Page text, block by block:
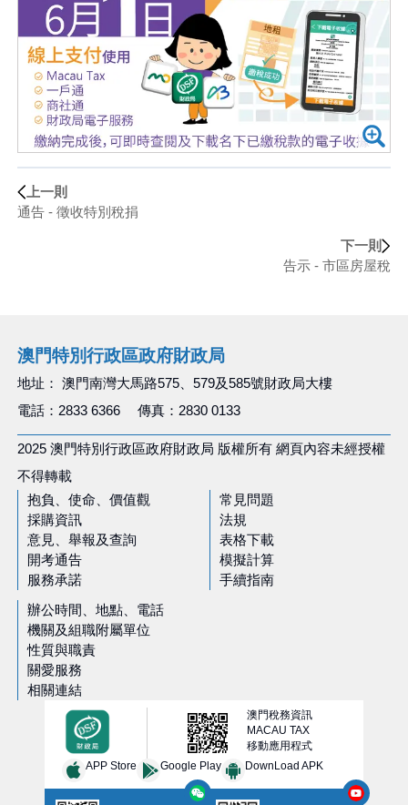
上一則
通告 - 徵收特別稅捐
下一則
告示 - 市區房屋稅
澳門特別行政區政府財政局
地址： 澳門南灣大馬路575、579及585號財政局大樓
電話：2833 6366 傳真：2830 0133
2025 澳門特別行政區政府財政局 版權所有 網頁內容未經授權
不得轉載
抱負、使命、價值觀
採購資訊
意見、舉報及查詢
開考通告
服務承諾
常見問題
法規
表格下載
模擬計算
手續指南
辦公時間、地點、電話
機關及組職附屬單位
性質與職責
關愛服務
相關連結
澳門稅務資訊
MACAU TAX
移動應用程式
APP Store
Google Play DownLoad APK